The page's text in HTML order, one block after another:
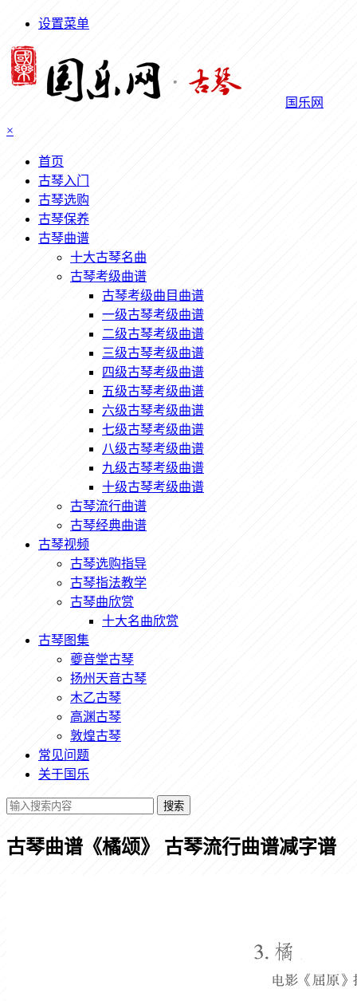
设置菜单
国乐网
×
首页
古琴入门
古琴选购
古琴保养
古琴曲谱
十大古琴名曲
古琴考级曲谱
古琴考级曲目曲谱
一级古琴考级曲谱
二级古琴考级曲谱
三级古琴考级曲谱
四级古琴考级曲谱
五级古琴考级曲谱
六级古琴考级曲谱
七级古琴考级曲谱
八级古琴考级曲谱
九级古琴考级曲谱
十级古琴考级曲谱
古琴流行曲谱
古琴经典曲谱
古琴视频
古琴选购指导
古琴指法教学
古琴曲欣赏
十大名曲欣赏
古琴图集
夔音堂古琴
扬州天音古琴
木乙古琴
高渊古琴
敦煌古琴
常见问题
关于国乐
搜索
古琴曲谱《橘颂》 古琴流行曲谱减字谱